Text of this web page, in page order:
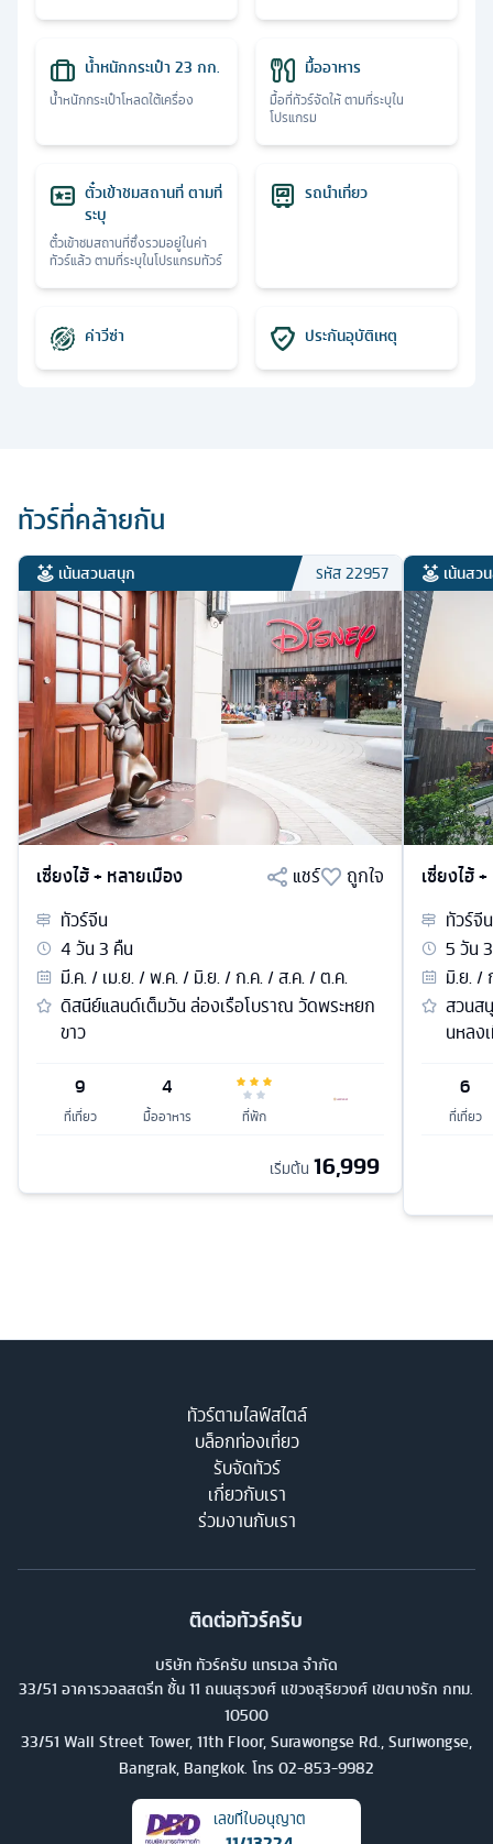
น้ำหนักกระเป๋า 23 กก.
น้ำหนักกระเป๋าโหลดใต้เครื่อง
มื้ออาหาร
มื้อที่ทัวร์จัดให้ ตามที่ระบุใน
โปรแกรม
ตั๋วเข้าชมสถานที่ ตามที่
ระบุ
ตั๋วเข้าชมสถานที่ซึ่งรวมอยู่ในค่า
ทัวร์แล้ว ตามที่ระบุในโปรแกรมทัวร์
รถนำเที่ยว
ค่าวีซ่า ประกันอุบัติเหตุ
ทัวร์ที่คล้ายกัน
เน้นสวนสนุก รหัส22957
เซี่ยงไฮ้ + หลายเมือง แชร์
ถูกใจ
ทัวร์จีน
4วัน3 คืน
มี.ค. / เม.ย. / พ.ค. / มิ.ย. / ก.ค. / ส.ค. / ต.ค.
ดิสนีย์แลนด์เต็มวัน ล่องเรือโบราณ วัดพระหยก
ขาว
9
ที่เที่ยว
4
มื้ออาหาร ที่พัก
เริ่มต้น 16,999
เน้นสว
เซี่ยงไฮ้
ทัวร์จีน
5วัน3
มิ.ย. /
สวนส
นหลง
6
ที่เที่ยว
ทัวร์ตามไลฟ์สไตล์
บล็อกท่องเที่ยว
รับจัดทัวร์
เกี่ยวกับเรา
ร่วมงานกับเรา
ติดต่อทัวร์ครับ
บริษัท ทัวร์ครับ แทรเวล จำกัด
33/51 อาคารวอลสตรีท ชั้น 11 ถนนสุรวงศ์ แขวงสุริยวงศ์ เขตบางรัก กทม.
10500
33/51 Wall Street Tower, 11th Floor, Surawongse Rd., Suriwongse,
Bangrak, Bangkok. โทร 02-853-9982
เลขที่ใบอนุญาต